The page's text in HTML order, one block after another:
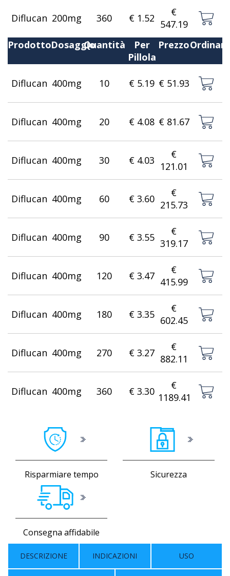
Diflucan 200mg 360 € 1.52
€
547.19
ProdottoDosaggioQuantità
Per
Pillola
Prezzo
Diflucan 400mg 10 € 5.19 € 51.93
Diflucan 400mg 20 € 4.08 € 81.67
Diflucan 400mg 30 € 4.03
€
121.01
Diflucan 400mg 60 € 3.60
€
215.73
Diflucan 400mg 90 € 3.55
€
319.17
Diflucan 400mg 120 € 3.47
€
415.99
Diflucan 400mg 180 € 3.35
€
602.45
Diflucan 400mg 270 € 3.27
€
882.11
Diflucan 400mg 360 € 3.30
€
1189.41
Risparmiare tempo Sicurezza
Consegna affidabile
DESCRIZIONE INDICAZIONI USO